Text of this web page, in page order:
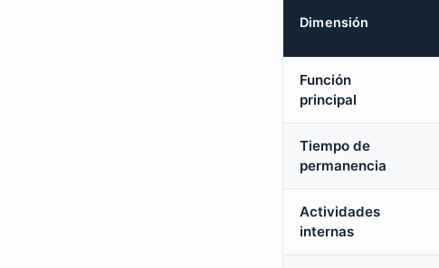
Dimensión
Función
principal
Tiempo de
permanencia
Actividades
internas